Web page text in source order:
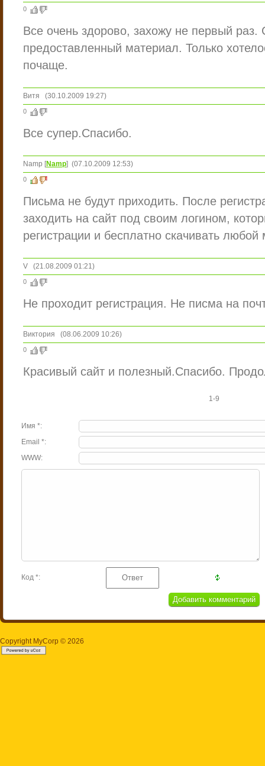
0
Все очень здорово, захожу не первый раз.
предоставленный материал. Только
почаще.
Витя (30.10.2009 19:27)
0
Все супер.Спасибо.
Namp [Namp] (07.10.2009 12:53)
0
Письма не будут приходить. После
заходить на сайт под своим логином,
регистрации и бесплатно скачивать любой
V (21.08.2009 01:21)
0
Не проходит регистрация. Не писма на
Виктория (08.06.2009 10:26)
0
Красивый сайт и полезный.Спасибо.
1-9
Имя *:
Email *:
WWW:
Код *:
Copyright MyCorp © 2026